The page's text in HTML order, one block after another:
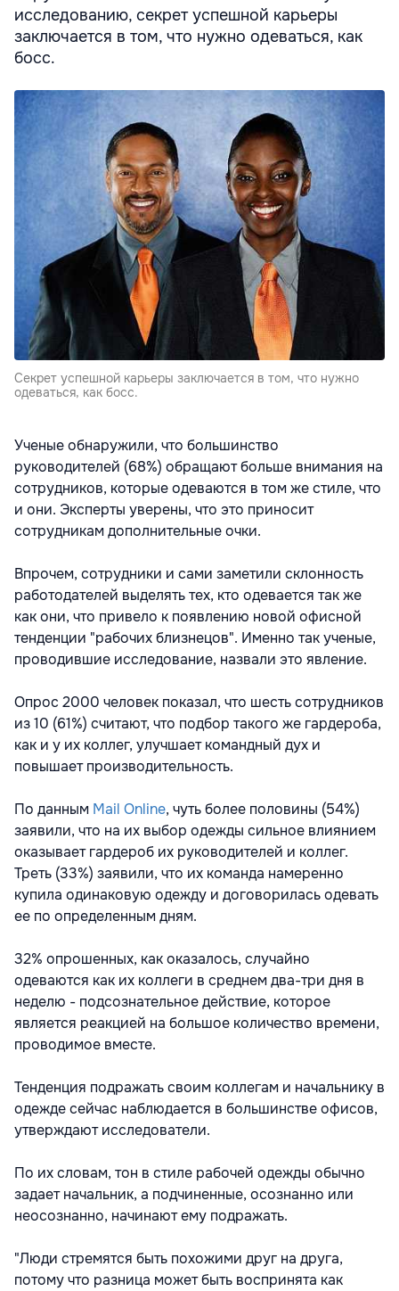
исследованию, секрет успешной карьеры
заключается в том, что нужно одеваться, как
босс.
Секрет успешной карьеры заключается в том, что нужно
одеваться, как босс.
Ученые обнаружили, что большинство
руководителей (68%) обращают больше внимания на
сотрудников, которые одеваются в том же стиле, что
и они. Эксперты уверены, что это приносит
сотрудникам дополнительные очки.
Впрочем, сотрудники и сами заметили склонность
работодателей выделять тех, кто одевается так же
как они, что привело к появлению новой офисной
тенденции "рабочих близнецов". Именно так ученые,
проводившие исследование, назвали это явление.
Опрос 2000 человек показал, что шесть сотрудников
из 10 (61%) считают, что подбор такого же гардероба,
как и у их коллег, улучшает командный дух и
повышает производительность.
По данным Mail Online, чуть более половины (54%)
заявили, что на их выбор одежды сильное влиянием
оказывает гардероб их руководителей и коллег.
Треть (33%) заявили, что их команда намеренно
купила одинаковую ​​одежду и договорилась одевать
ее по определенным дням.
32% опрошенных, как оказалось, случайно
одеваются как их коллеги в среднем два-три дня в
неделю - подсознательное действие, которое
является реакцией на большое количество времени,
проводимое вместе.
Тенденция подражать своим коллегам и начальнику в
одежде сейчас наблюдается в большинстве офисов,
утверждают исследователи.
По их словам, тон в стиле рабочей одежды обычно
задает начальник, а подчиненные, осознанно или
неосознанно, начинают ему подражать.
"Люди стремятся быть похожими друг на друга,
потому что разница может быть воспринята как